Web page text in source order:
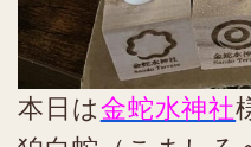
本日は金蛇水神社